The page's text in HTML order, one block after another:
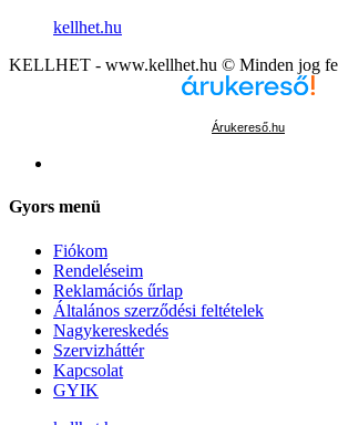
kellhet.hu
KELLHET - www.kellhet.hu © Minden jog
Árukereső.hu
Gyors menü
Fiókom
Rendeléseim
Reklamációs űrlap
Általános szerződési feltételek
Nagykereskedés
Szervizháttér
Kapcsolat
GYIK